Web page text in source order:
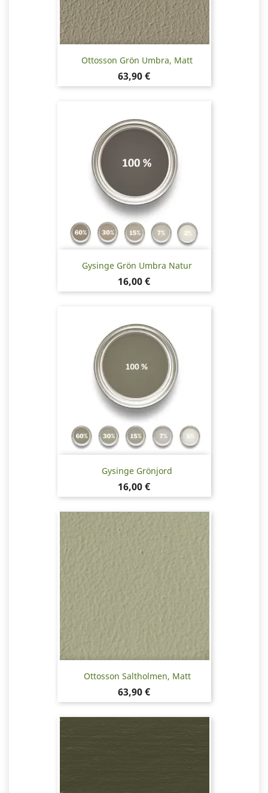
Ottosson Grön Umbra, Matt
Pris
63,90 €
Gysinge Grön Umbra Natur
Pris
16,00 €
Gysinge Grönjord
Pris
16,00 €
Ottosson Saltholmen, Matt
Pris
63,90 €